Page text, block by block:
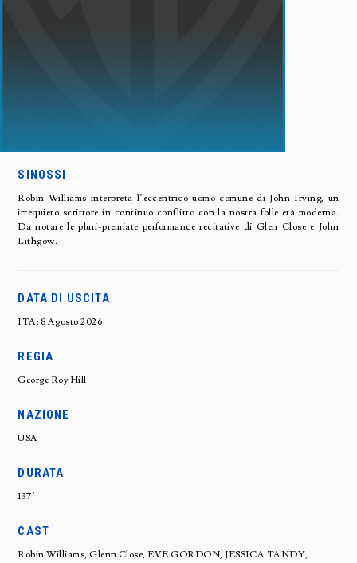
SINOSSI
Robin Williams interpreta l’eccentrico uomo comune di John Irving, un
irrequieto scrittore in continuo conflitto con la nostra folle età moderna.
Da notare le pluri-premiate performance recitative di Glen Close e John
Lithgow.
DATA DI USCITA
ITA: 8 Agosto 2026
REGIA
George Roy Hill
NAZIONE
USA
DURATA
137'
CAST
Robin Williams, Glenn Close, EVE GORDON, JESSICA TANDY,